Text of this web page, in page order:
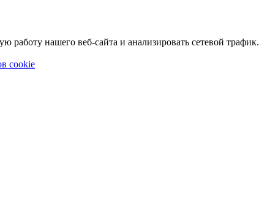
нашего веб-сайта и анализировать сетевой трафик.
cookie